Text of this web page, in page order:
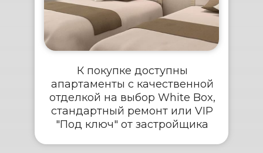
К покупке доступны
апартаменты с качественной
отделкой на выбор White Box,
стандартный ремонт или VIP
"Под ключ" от застройщика